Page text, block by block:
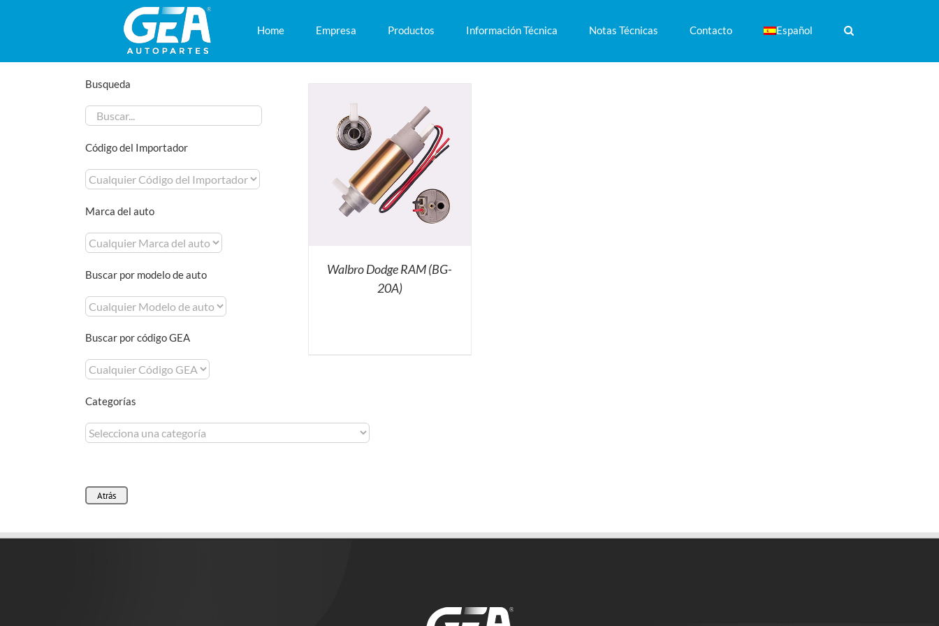
Home Empresa Productos Información Técnica Notas Técnicas Contacto Español
Walbro Dodge RAM (BG-
20A)
Busqueda
Código del Importador
Marca del auto
Buscar por modelo de auto
Buscar por código GEA
Categorías
Atrás